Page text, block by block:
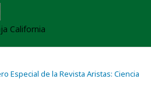
California
Especial de la Revista Aristas: Ciencia